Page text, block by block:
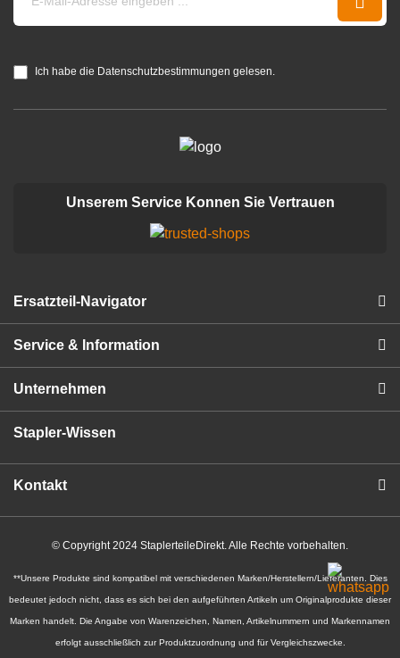
Ich habe die Datenschutzbestimmungen gelesen.
Unserem Service Konnen Sie Vertrauen
Ersatzteil-Navigator
Service & Information
Unternehmen
Stapler-Wissen
Kontakt
© Copyright 2024 StaplerteileDirekt. Alle Rechte vorbehalten.
**Unsere Produkte sind kompatibel mit verschiedenen Marken/Herstellern/Lieferanten. Dies
bedeutet jedoch nicht, dass es sich bei den aufgeführten Artikeln um Originalprodukte dieser
Marken handelt. Die Angabe von Warenzeichen, Namen, Artikelnummern und Markennamen
erfolgt ausschließlich zur Produktzuordnung und für Vergleichszwecke.